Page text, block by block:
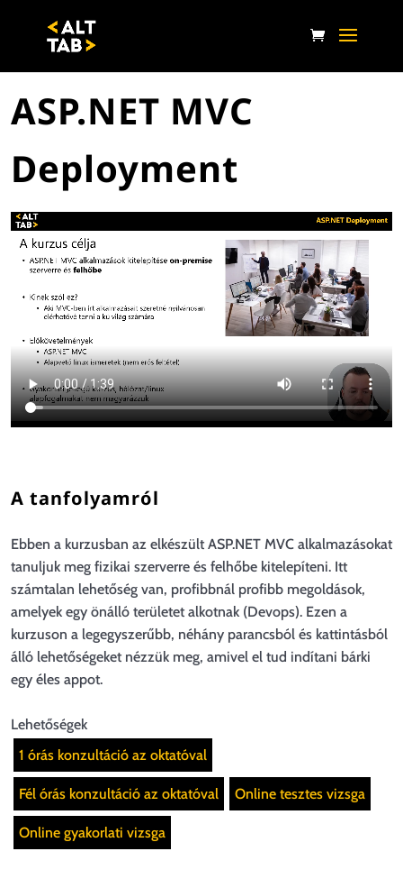
ASP.NET MVC
Deployment
A tanfolyamról
Ebben a kurzusban az elkészült ASP.NET MVC alkalmazásokat
tanuljuk meg fizikai szerverre és felhőbe kitelepíteni. Itt
számtalan lehetőség van, profibbnál profibb megoldások,
amelyek egy önálló területet alkotnak (Devops). Ezen a
kurzuson a legegyszerűbb, néhány parancsból és kattintásból
álló lehetőségeket nézzük meg, amivel el tud indítani bárki
egy éles appot.
Lehetőségek
1 órás konzultáció az oktatóval
Fél órás konzultáció az oktatóval Online tesztes vizsga
Online gyakorlati vizsga